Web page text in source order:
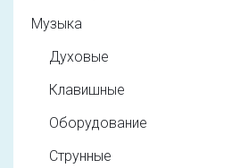
Музыка
Духовые
Клавишные
Оборудование
Струнные